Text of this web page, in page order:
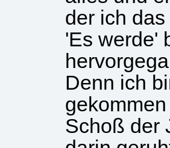
der ich
'Es werde'
Denn ich
Schoß der